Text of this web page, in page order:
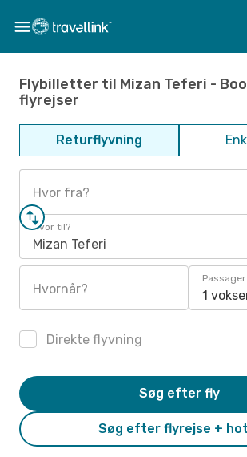
Flybilletter til Mizan Teferi -
flyrejser
Returflyvning
Hvor fra?
Hvor til?
Mizan Teferi
Hvornår? 1
Direkte flyvning
Søg efter flyrejse +
Søg efter fly